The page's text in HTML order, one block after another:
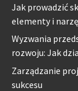
Jak prowadzić
elementy i
Wyzwania
rozwoju: Jak
Zarządzanie
sukcesu